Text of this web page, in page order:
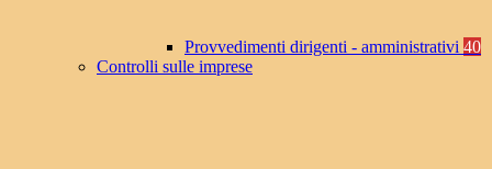
Provvedimenti dirigenti - amministrativi 40
Controlli sulle imprese